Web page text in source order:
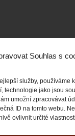
Souhlas s
služby, používáme
technologie jako jsou
umožní zpracovávat
ID na tomto webu.
ovlivnit určité